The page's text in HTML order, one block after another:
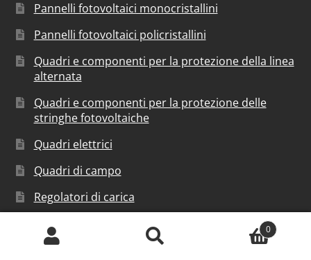
Pannelli fotovoltaici monocristallini
Pannelli fotovoltaici policristallini
Quadri e componenti per la protezione della linea
alternata
Quadri e componenti per la protezione delle
stringhe fotovoltaiche
Quadri elettrici
Quadri di campo
Regolatori di carica
Sistemi di accumulo
Sistemi di fissaggio per pannelli fotovoltaici
0